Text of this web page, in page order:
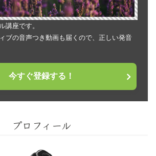
講座です。
ブの音声つき動画も届くので、正しい発音
今すぐ登録する！
プロフィール